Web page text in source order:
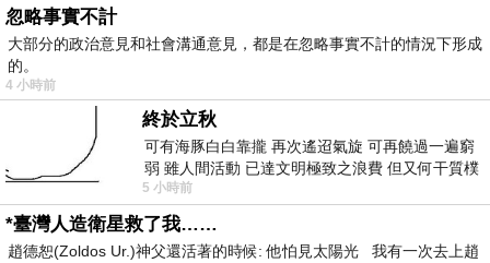
忽略事實不計
大部分的政治意見和社會溝通意見，都是在忽略事實不計的情況下形成
的。
4 小時前
終於立秋
可有海豚白白靠攏 再次遙迢氣旋 可再饒過一遍窮
弱 雖人間活動 已達文明極致之浪費 但又何干質樸
者 只能白白陪葬
5 小時前
*臺灣人造衛星救了我……
趙德恕(Zoldos Ur.)神父還活著的時候: 他怕見太陽光 我有一次去上趙